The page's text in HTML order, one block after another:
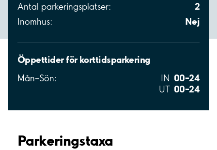
Antal parkeringsplatser: 2
Inomhus: Nej
Öppettider för korttidsparkering
Mån–Sön: IN 00–24
UT 00–24
Parkeringstaxa